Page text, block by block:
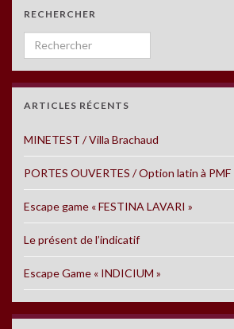
RECHERCHER
Search for:
ARTICLES RÉCENTS
MINETEST / Villa Brachaud
PORTES OUVERTES / Option latin à PMF
Escape game « FESTINA LAVARI »
Le présent de l’indicatif
Escape Game « INDICIUM »